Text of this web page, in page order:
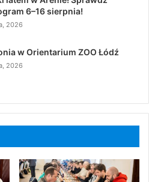
6–16 sierpnia!
2026
w Orientarium ZOO Łódź
2026